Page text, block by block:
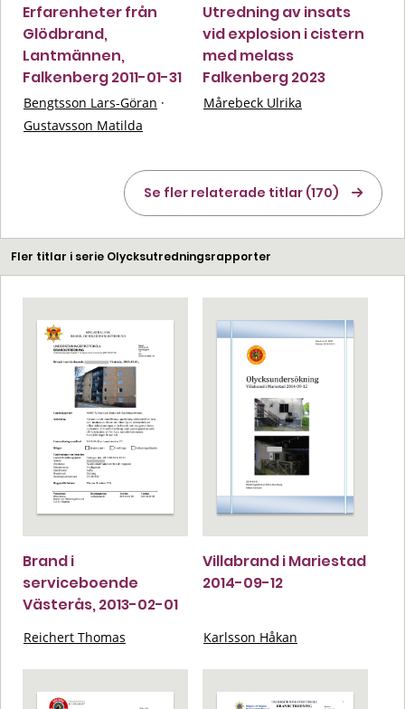
Erfarenheter från
Glödbrand,
Lantmännen,
Falkenberg 2011-01-31
Bengtsson Lars-Göran ·
Gustavsson Matilda
Utredning av insats
vid explosion i cistern
med melass
Falkenberg 2023
Mårebeck Ulrika
Se fler relaterade titlar (170)
Fler titlar i serie Olycksutredningsrapporter
Brand i
serviceboende
Västerås, 2013-02-01
Reichert Thomas
Villabrand i Mariestad
2014-09-12
Karlsson Håkan